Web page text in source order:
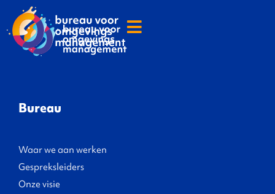
Bureau
Waar we aan werken
Gespreksleiders
Onze visie